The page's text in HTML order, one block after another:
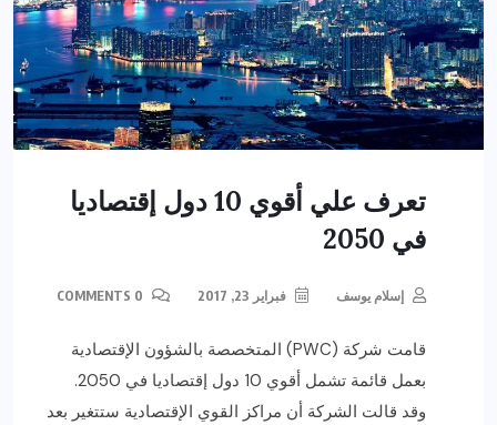
تعرف علي أقوي 10 دول إقتصاديا
في 2050
إسلام يوسف فبراير 23, 2017
قامت شركة (PWC) المتخصصة بالشؤون الإقتصادية
بعمل قائمة تشمل أقوي 10 دول إقتصاديا في 2050.
وقد قالت الشركة أن مراكز القوي الإقتصادية ستتغير بعد